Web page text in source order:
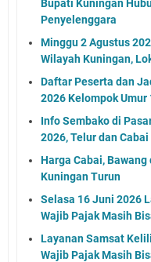
Bupati Kuningan
Penyelenggara
Minggu 2 Agustus
Wilayah Kuningan,
Daftar Peserta dan
2026 Kelompok Umur
Info Sembako di
2026, Telur dan
Harga Cabai,
Kuningan Turun
Selasa 16 Juni 2026
Wajib Pajak Masih
Layanan Samsat
Wajib Pajak Masih